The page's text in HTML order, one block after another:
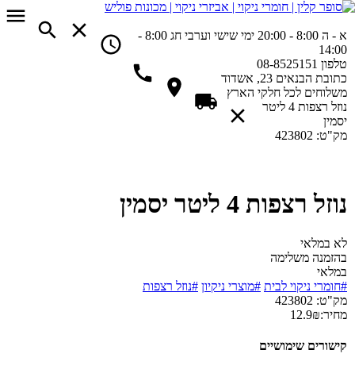
א - ה 8:00 - 20:00
ימי שישי וערבי חג 8:00 -
14:00
טלפון 08-8525151
כתובת הבנאים 23, אשדוד
משלוחים לכל חלקי הארץ
נוזל רצפות 4 ליטר
יסמין
מק"ט: 423802
נוזל רצפות 4 ליטר יסמין
לא במלאי
בהזמנה משלימה
במלאי
#חומרי ניקוי לבית #מוצרי ניקיון #נוזל רצפות
מק"ט: 423802
מחיר:
12.9₪
קישורים שימושיים